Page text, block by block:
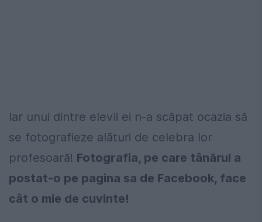
Iar unui dintre elevii ei n-a scăpat ocazia să
se fotografieze alături de celebra lor
profesoară! Fotografia, pe care tânărul a
postat-o pe pagina sa de Facebook, face
cât o mie de cuvinte!